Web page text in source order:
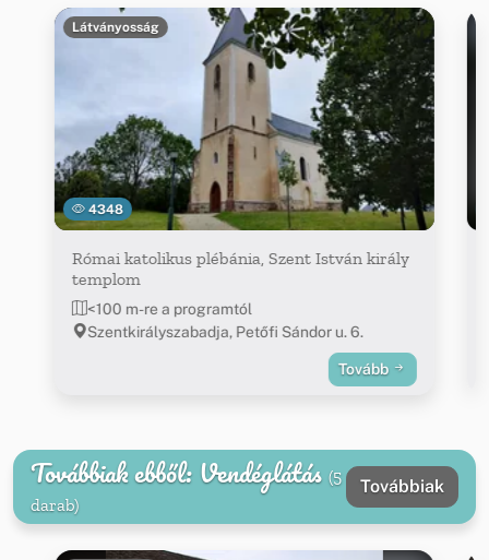
4348
Látványosság
Római katolikus plébánia, Szent István király
templom
<100 m-re a programtól
Szentkirályszabadja, Petőfi Sándor u. 6.
Tovább
Továbbiak ebből: Vendéglátás (5
darab)
Továbbiak